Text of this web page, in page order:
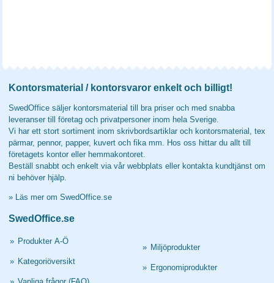
Kontorsmaterial / kontorsvaror enkelt och billigt!
SwedOffice säljer kontorsmaterial till bra priser och med snabba
leveranser till företag och privatpersoner inom hela Sverige.
Vi har ett stort sortiment inom skrivbordsartiklar och kontorsmaterial, tex
pärmar, pennor, papper, kuvert och fika mm. Hos oss hittar du allt till
företagets kontor eller hemmakontoret.
Beställ snabbt och enkelt via vår webbplats eller kontakta kundtjänst om
ni behöver hjälp.
» Läs mer om SwedOffice.se
SwedOffice.se
» Produkter A-Ö
» Kategoriöversikt
» Miljöprodukter
» Ergonomiprodukter